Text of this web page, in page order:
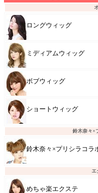
ロングウィッグ
ミディアムウィッグ
ボブウィッグ
ショートウィッグ
鈴木奈々×
鈴木奈々×プリシラコラ
エ
めちゃ楽エクステ